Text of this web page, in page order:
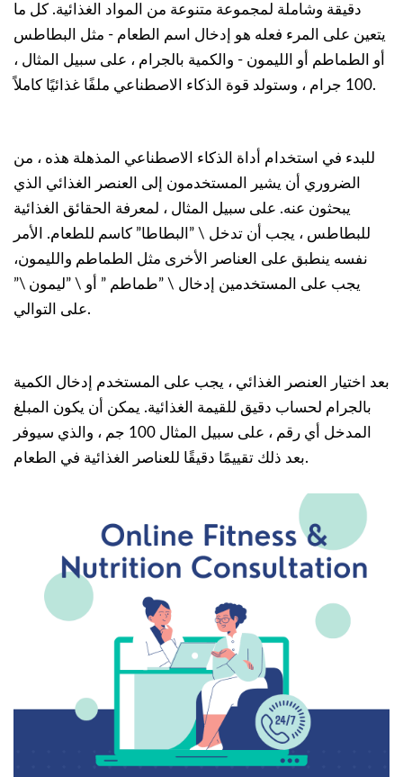
دقيقة وشاملة لمجموعة متنوعة من المواد الغذائية. كل ما
يتعين على المرء فعله هو إدخال اسم الطعام - مثل البطاطس
أو الطماطم أو الليمون - والكمية بالجرام ، على سبيل المثال ،
100 جرام ، وستولد قوة الذكاء الاصطناعي ملفًا غذائيًا كاملاً.
للبدء في استخدام أداة الذكاء الاصطناعي المذهلة هذه ، من
الضروري أن يشير المستخدمون إلى العنصر الغذائي الذي
يبحثون عنه. على سبيل المثال ، لمعرفة الحقائق الغذائية
للبطاطس ، يجب أن تدخل \ ”البطاطا” كاسم للطعام. الأمر
نفسه ينطبق على العناصر الأخرى مثل الطماطم والليمون،
يجب على المستخدمين إدخال \ ”طماطم ” أو \ ”ليمون \”
على التوالي.
بعد اختيار العنصر الغذائي ، يجب على المستخدم إدخال الكمية
بالجرام لحساب دقيق للقيمة الغذائية. يمكن أن يكون المبلغ
المدخل أي رقم ، على سبيل المثال 100 جم ، والذي سيوفر
بعد ذلك تقييمًا دقيقًا للعناصر الغذائية في الطعام.